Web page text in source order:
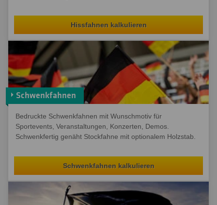
Hissfahnen kalkulieren
Schwenkfahnen
Bedruckte Schwenkfahnen mit Wunschmotiv für
Sportevents, Veranstaltungen, Konzerten, Demos.
Schwenkfertig genäht Stockfahne mit optionalem Holzstab.
Schwenkfahnen kalkulieren